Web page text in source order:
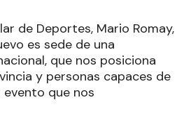
de Deportes, Mario Romay,
es sede de una
que nos posiciona
y personas capaces de
que nos